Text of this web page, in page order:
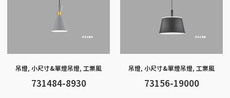
吊燈, 小尺寸&單燈吊燈, 工業風
731484-8930
吊燈, 小尺寸&單燈吊燈, 工業風
73156-19000